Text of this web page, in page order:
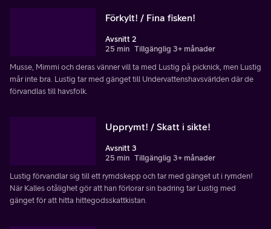
Förkylt! / Fina fisken!
Avsnitt 2
25 min Tillgänglig 3+ månader
Musse, Mimmi och deras vänner vill ta med Lustig på picknick, men Lustig
mår inte bra. Lustig tar med gänget till Undervattenshavsvärlden där de
förvandlas till havsfolk.
Upprymt! / Skatt i sikte!
Avsnitt 3
25 min Tillgänglig 3+ månader
Lustig förvandlar sig till ett rymdskepp och tar med gänget ut i rymden!
När Kalles otålighet gör att han förlorar sin badring tar Lustig med
gänget för att hitta hittegodsskattkistan.